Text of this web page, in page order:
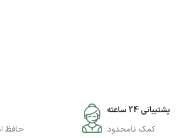
پشتیبانی 24 ساعته
کمک نامحدود
حافظ